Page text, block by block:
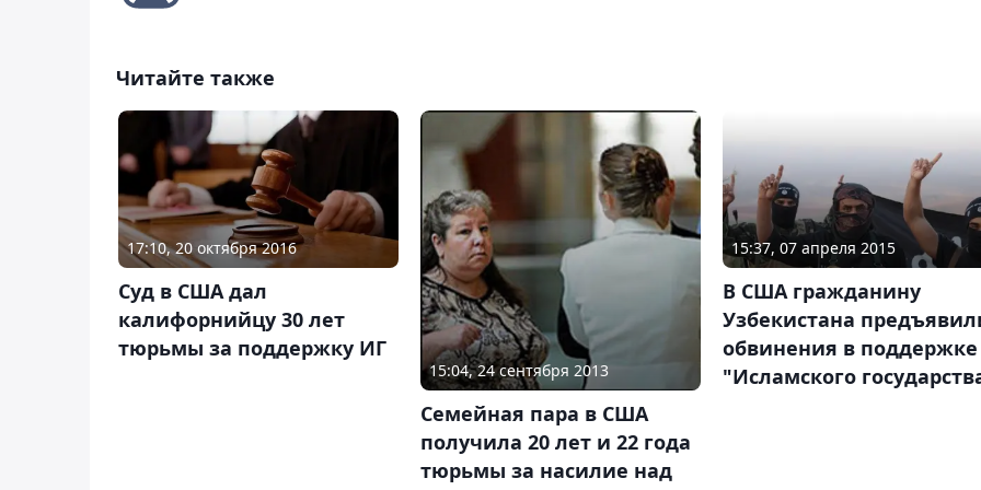
Читайте также
17:10, 20 октября 2016
Суд в США дал
калифорнийцу 30 лет
тюрьмы за поддержку ИГ
15:04, 24 сентября 2013
Семейная пара в США
получила 20 лет и 22 года
тюрьмы за насилие над
15:37, 07 апреля 2015
В США гражданину
Узбекистана
обвинения в поддержке
"Исламского